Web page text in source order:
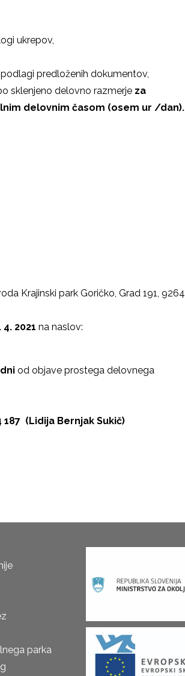
ukrepov,
predloženih dokumentov,
sklenjeno delovno razmerje za
delovnim časom (osem ur /dan).
Krajinski park Goričko, Grad 191, 9264
2021 na naslov:
od objave prostega delovnega
187 (Lidija Bernjak Sukič)
parka